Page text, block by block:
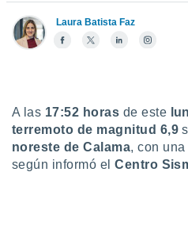
ya sean
nuestros
nos
así como
perfil
y
Laura Batista Faz
A las 17:52 horas de este
terremoto de magnitud 6,9
noreste de Calama, con una
según informó elCentro